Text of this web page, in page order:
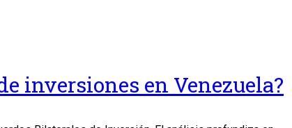
inversiones en Venezuela?